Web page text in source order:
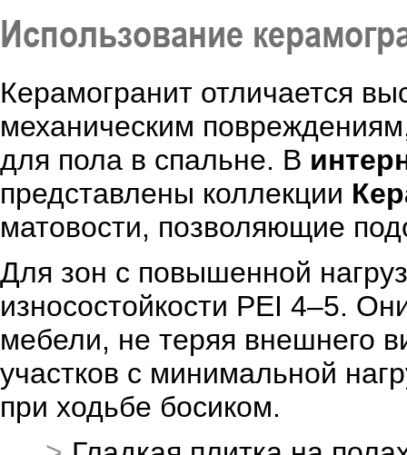
Использование
Керамогранит отличается
механическим
для пола в спальне. В
представлены коллекции
матовости, позволяющие
Для зон с повышенной
износостойкости PEI 4–5.
мебели, не теряя внешнего
участков с минимальной
при ходьбе босиком.